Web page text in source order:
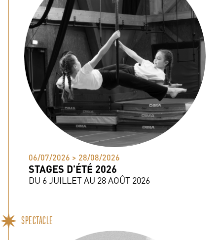
06/07/2026 > 28/08/2026
STAGES D'ÉTÉ 2026
DU 6 JUILLET AU 28 AOÛT 2026
SPECTACLE